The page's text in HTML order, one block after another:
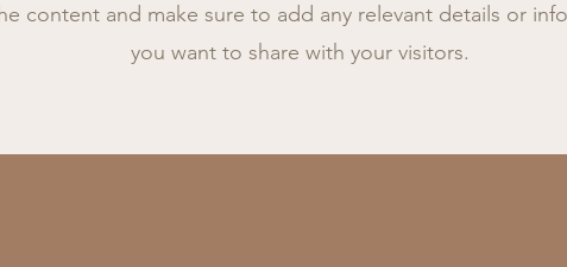
content and make sure to add any relevant details or
you want to share with your visitors.